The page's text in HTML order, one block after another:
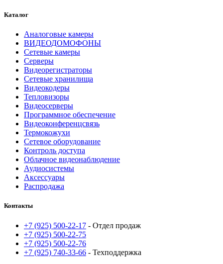
Каталог
Аналоговые камеры
ВИДЕОДОМОФОНЫ
Сетевые камеры
Серверы
Видеорегистраторы
Сетевые хранилища
Видеокодеры
Тепловизоры
Видеосерверы
Программное обеспечение
Видеоконференцсвязь
Термокожухи
Сетевое оборудование
Контроль доступа
Облачное видеонаблюдение
Аудиосистемы
Аксессуары
Распродажа
Контакты
+7 (925) 500-22-17 - Отдел продаж
+7 (925) 500-22-75
+7 (925) 500-22-76
+7 (925) 740-33-66 - Техподдержка